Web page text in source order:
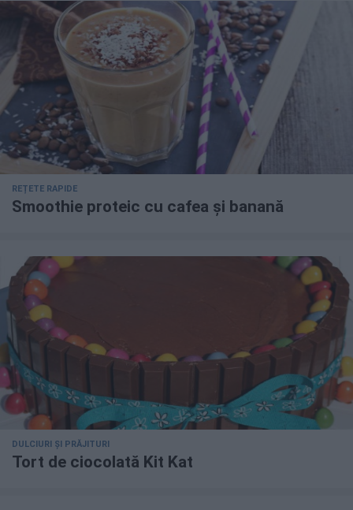
REȚETE RAPIDE
Smoothie proteic cu cafea și banană
DULCIURI ȘI PRĂJITURI
Tort de ciocolată Kit Kat